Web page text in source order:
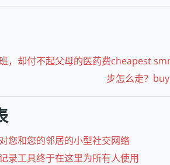
，却付不起父母的医药费cheapest
步怎么走？
您和您的邻居的小型社交网络
录工具终于在这里为所有人使用